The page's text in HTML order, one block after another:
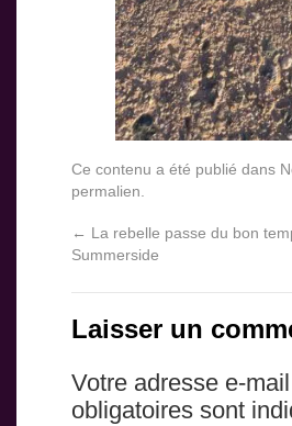
Ce contenu a été publié dans
permalien.
← La rebelle passe du bon
Summerside
Laisser un
Votre adresse e-
obligatoires sont